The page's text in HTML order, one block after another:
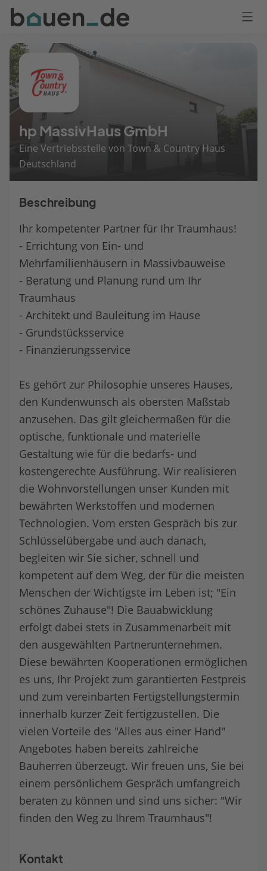
Bauen
Logo
Anmelden
hp MassivHaus GmbH
Eine Vertriebsstelle von Town & Country Haus
Deutschland
Beschreibung
Ihr kompetenter Partner für Ihr Traumhaus!
- Errichtung von Ein- und
Mehrfamilienhäusern in Massivbauweise
- Beratung und Planung rund um Ihr
Traumhaus
- Architekt und Bauleitung im Hause
- Grundstücksservice
- Finanzierungsservice
Es gehört zur Philosophie unseres Hauses,
den Kundenwunsch als obersten Maßstab
anzusehen. Das gilt gleichermaßen für die
optische, funktionale und materielle
Gestaltung wie für die bedarfs- und
kostengerechte Ausführung. Wir realisieren
die Wohnvorstellungen unser Kunden mit
bewährten Werkstoffen und modernen
Technologien. Vom ersten Gespräch bis zur
Schlüsselübergabe und auch danach,
begleiten wir Sie sicher, schnell und
kompetent auf dem Weg, der für die meisten
Menschen der Wichtigste im Leben ist; "Ein
schönes Zuhause"! Die Bauabwicklung
erfolgt dabei stets in Zusammenarbeit mit
den ausgewählten Partnerunternehmen.
Diese bewährten Kooperationen ermöglichen
es uns, Ihr Projekt zum garantierten Festpreis
und zum vereinbarten Fertigstellungstermin
innerhalb kurzer Zeit fertigzustellen. Die
vielen Vorteile des "Alles aus einer Hand"
Angebotes haben bereits zahlreiche
Bauherren überzeugt. Wir freuen uns, Sie bei
einem persönlichem Gespräch umfangreich
beraten zu können und sind uns sicher: "Wir
finden den Weg zu Ihrem Traumhaus"!
Kontakt